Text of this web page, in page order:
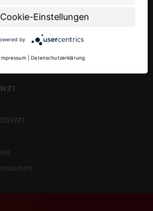
zu. Deine Einwilligung kannst
widerrufen. Weitere Hinweise zum Umgang mit
Cookie-Einstellungen
by
Datenschutzerklärung